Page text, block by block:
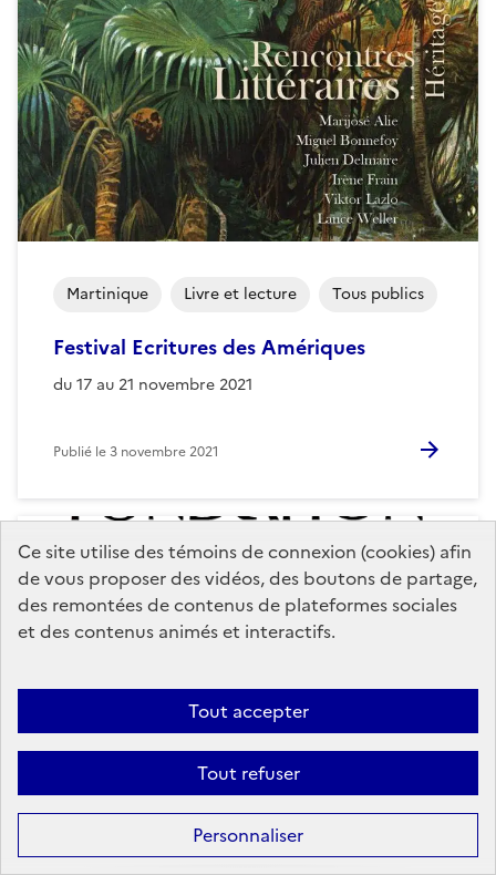
Ce site utilise des témoins de connexion (cookies) afin
de vous proposer des vidéos, des boutons de partage,
des remontées de contenus de plateformes sociales
et des contenus animés et interactifs.
Tout accepter
Tout refuser
Personnaliser
Festival Ecritures des Amériques
du 17 au 21 novembre 2021
Martinique Livre et lecture Tous publics
Publié le3 novembre 2021
Tous publics